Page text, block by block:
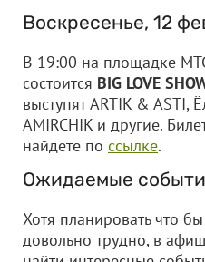
Воскресенье, 12
В 19:00 на площадке
состоится BIG LOVE
выступят ARTIK & ASTI,
AMIRCHIK и другие.
найдете по ссылке.
Ожидаемые
Хотя планировать что
довольно трудно, в